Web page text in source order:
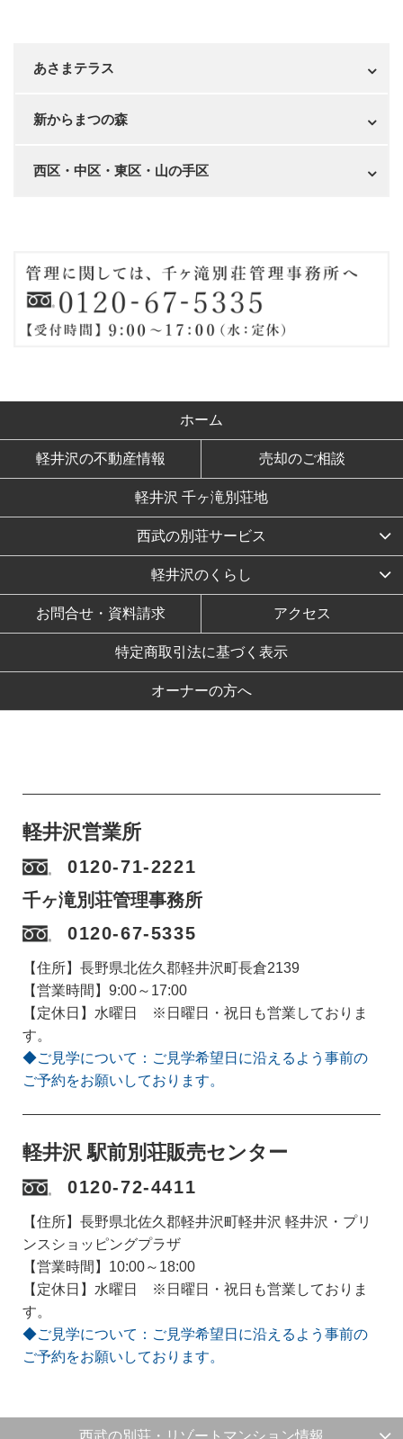
あさまテラス
新からまつの森
西区・中区・東区・山の手区
ホーム
軽井沢の不動産情報 売却のご相談
軽井沢 千ヶ滝別荘地
西武の別荘サービス
軽井沢のくらし
お問合せ・資料請求 アクセス
特定商取引法に基づく表示
オーナーの方へ
軽井沢営業所
0120-71-2221
千ヶ滝別荘管理事務所
0120-67-5335
【住所】長野県北佐久郡軽井沢町長倉2139
【営業時間】9:00～17:00
【定休日】水曜日 ※日曜日・祝日も営業しておりま
す。
◆ご見学について：ご見学希望日に沿えるよう事前の
ご予約をお願いしております。
軽井沢 駅前別荘販売センター
0120-72-4411
【住所】長野県北佐久郡軽井沢町軽井沢 軽井沢・プリ
ンスショッピングプラザ
【営業時間】10:00～18:00
【定休日】水曜日 ※日曜日・祝日も営業しておりま
す。
◆ご見学について：ご見学希望日に沿えるよう事前の
ご予約をお願いしております。
西武の別荘・リゾートマンション情報